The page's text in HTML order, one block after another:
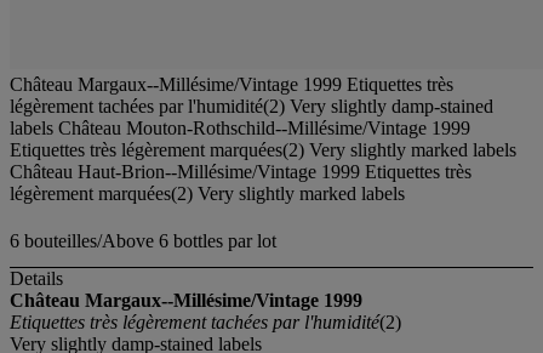
Château Margaux--Millésime/Vintage 1999 Etiquettes très
légèrement tachées par l'humidité(2) Very slightly damp-stained
labels Château Mouton-Rothschild--Millésime/Vintage 1999
Etiquettes très légèrement marquées(2) Very slightly marked labels
Château Haut-Brion--Millésime/Vintage 1999 Etiquettes très
légèrement marquées(2) Very slightly marked labels
6 bouteilles/Above 6 bottles par lot
Details
Château Margaux--Millésime/Vintage 1999
Etiquettes très légèrement tachées par l'humidité(2)
Very slightly damp-stained labels